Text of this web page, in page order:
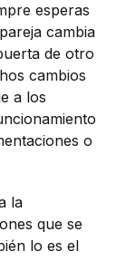
esperas
cambia
de otro
cambios
a los
o
la
que se
lo es el